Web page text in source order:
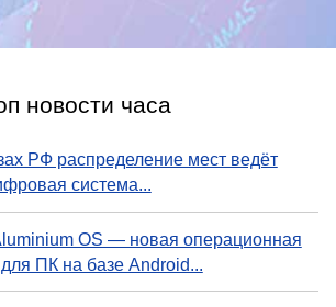
новости часа
РФ распределение мест ведёт
система...
OS — новая операционная
ПК на базе Android...